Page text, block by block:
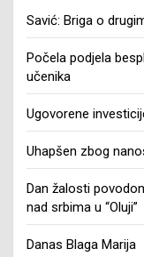
Savić: Briga o
Počela podjela
učenika
Ugovorene
Uhapšen zbog
Dan žalosti
nad srbima u “Oluji”
Danas Blaga Marija